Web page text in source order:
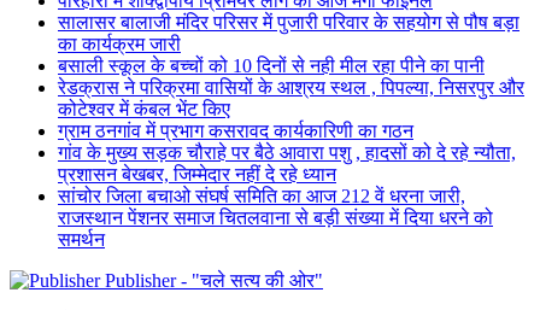
सालासर बालाजी मंदिर परिसर में पुजारी परिवार के सहयोग से पौष बड़ा
का कार्यक्रम जारी
बसाली स्कूल के बच्चों को 10 दिनों से नही मील रहा पीने का पानी
रेडक्रास ने परिक्रमा वासियों के आश्रय स्थल , पिपल्या, निसरपुर और
कोटेश्वर में कंबल भेंट किए
ग्राम ठनगांव में प्रभाग कसरावद कार्यकारिणी का गठन
गांव के मुख्य सड़क चौराहे पर बैठे आवारा पशु , हादसों को दे रहे न्यौता,
प्रशासन बेखबर, जिम्मेदार नहीं दे रहे ध्यान
सांचोर जिला बचाओ संघर्ष समिति का आज 212 वें धरना जारी,
राजस्थान पेंशनर समाज चितलवाना से बड़ी संख्या में दिया धरने को
समर्थन
Publisher - "चले सत्य की ओर"